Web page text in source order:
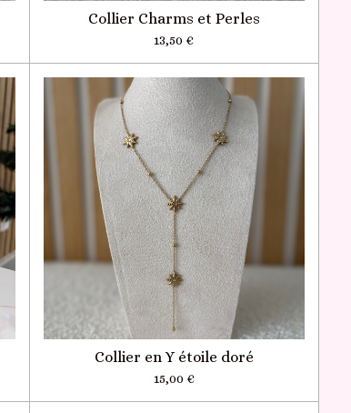
Collier Charms et Perles
13,50 €
Collier en Y étoile doré
15,00 €